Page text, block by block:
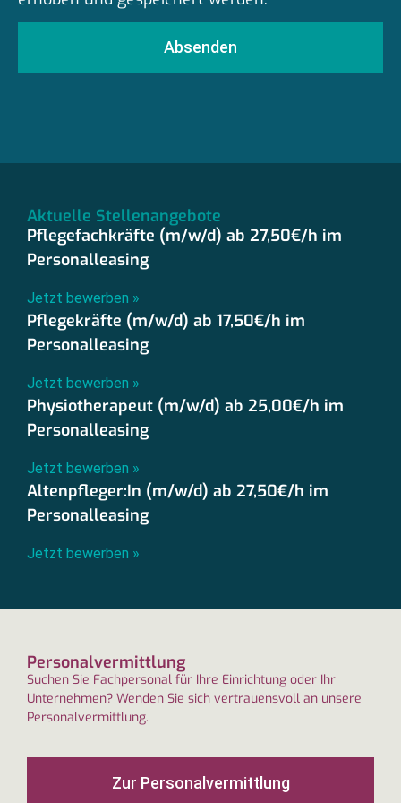
Absenden
Aktuelle Stellenangebote
Pflegefachkräfte (m/w/d) ab 27,50€/h im
Personalleasing
Jetzt bewerben »
Pflegekräfte (m/w/d) ab 17,50€/h im
Personalleasing
Jetzt bewerben »
Physiotherapeut (m/w/d) ab 25,00€/h im
Personalleasing
Jetzt bewerben »
Altenpfleger:In (m/w/d) ab 27,50€/h im
Personalleasing
Jetzt bewerben »
Personalvermittlung
Suchen Sie Fachpersonal für Ihre Einrichtung oder Ihr
Unternehmen? Wenden Sie sich vertrauensvoll an unsere
Personalvermittlung.
Zur Personalvermittlung